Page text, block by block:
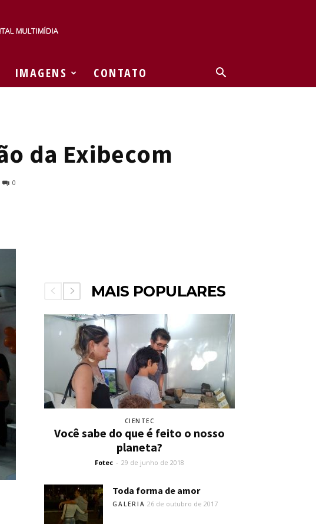
IMAGENS CONTATO
da Exibecom
0
MAIS POPULARES
CIENTEC
Você sabe do que é feito o nosso
planeta?
Fotec - 29 de junho de 2018
Toda forma de amor
GALERIA 26 de outubro de 2017